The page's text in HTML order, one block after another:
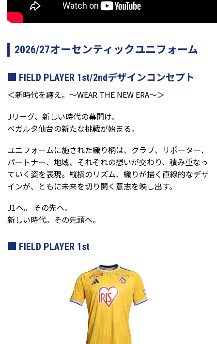
2026/27オーセンティックユニフォーム
FIELD PLAYER 1st/2ndデザインコンセプト
＜新時代を纏え。～WEAR THE NEW ERA～＞
Jリーグ、新しい時代の幕開け。
ベガルタ仙台の新たな挑戦が始まる。
ユニフォームに施された織り柄は、クラブ、サポーター、
パートナー、地域、それぞれの想いが交わり、積み重なっ
ていく姿を表現。縦横のリズム、織りが描く直線的なデザ
インが、ともに未来を切り開く意志を映し出す。
J1へ。 その先へ。
新しい時代。その先頭へ。
FIELD PLAYER 1st